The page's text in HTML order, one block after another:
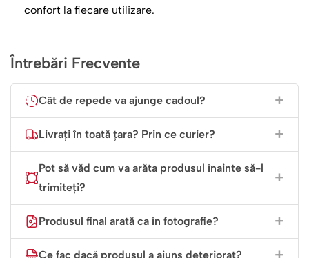
confort la fiecare utilizare.
Întrebări Frecvente
Cât de repede va ajunge cadoul?
Livrați în toată țara? Prin ce curier?
Pot să văd cum va arăta produsul înainte să-l
trimiteți?
Produsul final arată ca în fotografie?
Ce fac dacă produsul a ajuns deteriorat?